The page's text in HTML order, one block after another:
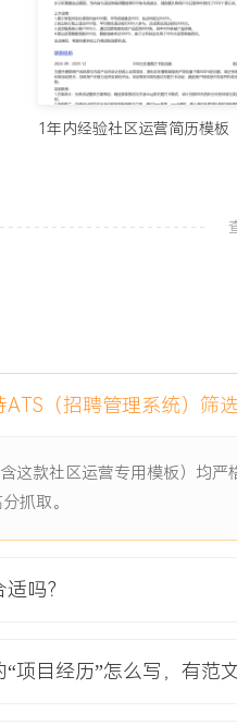
活动，平均参与人数超XXX人，
优质内容月产量稳定在XXX篇以
培养X名实习生转为正式员工，
社区从零到一冷启动与增
学习社区项目，项目初期面临
名种子用户并建立初步的内容
种子用户画像与获取渠道，策划
包括新人任务体系、内容创作
（招聘管理系统）筛
这款社区运营专用模板）均
抓取。
吗？
项目经历”怎么写，有范